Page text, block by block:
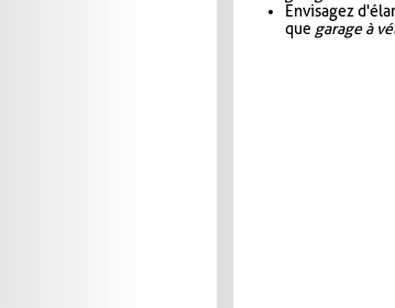
Envisagez
que garage à